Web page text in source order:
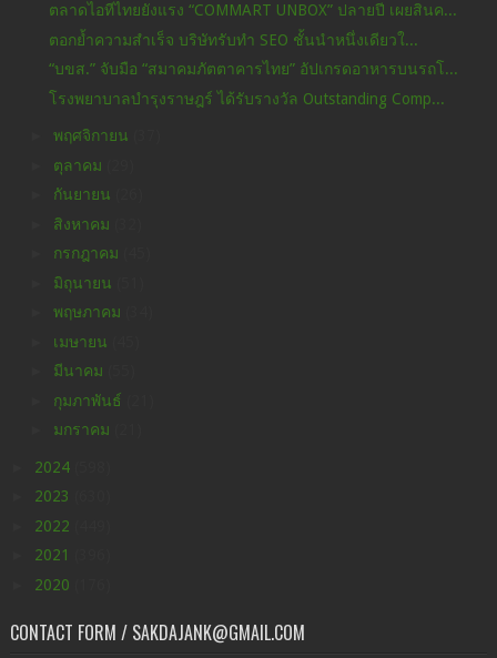
ตลาดไอทีไทยยังแรง “COMMART UNBOX” ปลายปี เผยสินค...
ตอกย้ำความสำเร็จ บริษัทรับทำ SEO ชั้นนำหนึ่งเดียวใ...
“บขส.” จับมือ “สมาคมภัตตาคารไทย” อัปเกรดอาหารบนรถโ...
โรงพยาบาลบำรุงราษฎร์ ได้รับรางวัล Outstanding Comp...
พฤศจิกายน
ตุลาคม
กันยายน
สิงหาคม
กรกฎาคม
มิถุนายน
พฤษภาคม
เมษายน
มีนาคม
กุมภาพันธ์
มกราคม
2024
2023
2022
2021
2020
CONTACT FORM / SAKDAJANK@GMAIL.COM